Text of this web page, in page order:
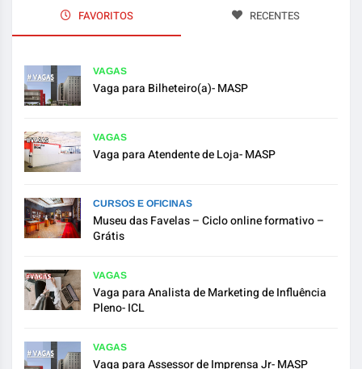
FAVORITOS RECENTES
VAGAS
Vaga para Bilheteiro(a)- MASP
VAGAS
Vaga para Atendente de Loja- MASP
CURSOS E OFICINAS
Museu das Favelas – Ciclo online formativo –
Grátis
VAGAS
Vaga para Analista de Marketing de Influência
Pleno- ICL
VAGAS
Vaga para Assessor de Imprensa Jr- MASP